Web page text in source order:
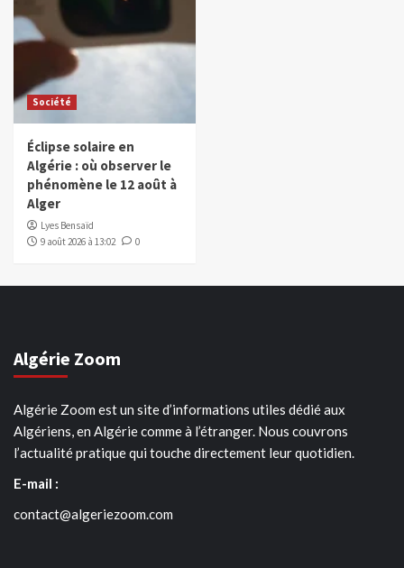
Société
Éclipse solaire en
Algérie : où observer le
phénomène le 12 août à
Alger
Lyes Bensaïd
9 août 2026 à 13:02
0
Algérie Zoom
Algérie Zoom est un site d’informations utiles dédié aux
Algériens, en Algérie comme à l’étranger. Nous couvrons
l’actualité pratique qui touche directement leur quotidien.
E-mail :
contact@algeriezoom.com